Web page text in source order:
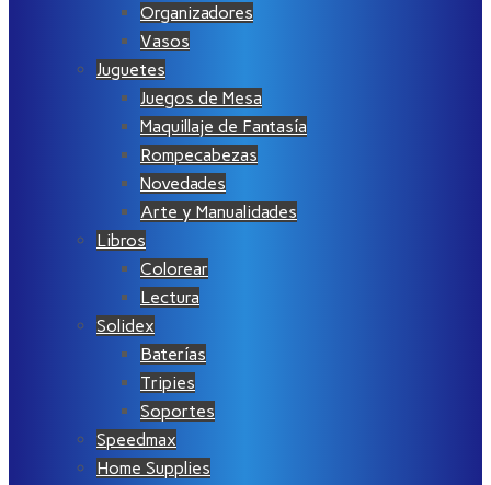
Organizadores
Vasos
Juguetes
Juegos de Mesa
Maquillaje de Fantasía
Rompecabezas
Novedades
Arte y Manualidades
Libros
Colorear
Lectura
Solidex
Baterías
Tripies
Soportes
Speedmax
Home Supplies